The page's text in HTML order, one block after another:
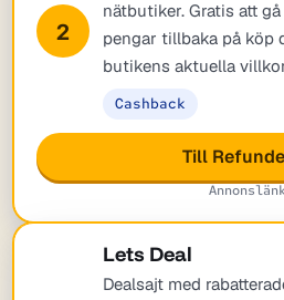
2
nätbutiker. Gratis att
pengar tillbaka på köp
butikens aktuella
Cashback
Till
Lets Deal
Dealsajt med